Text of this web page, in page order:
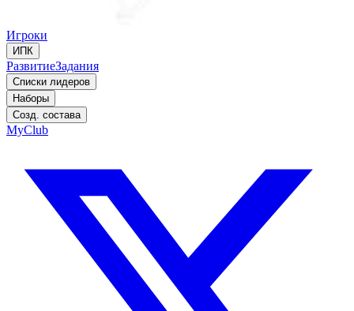
Игроки
ИПК
РазвитиеЗадания
Списки лидеров
Наборы
Созд. состава
MyClub